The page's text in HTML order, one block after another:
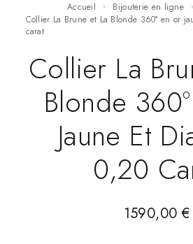
Accueil Bijouterie en ligne
Collier La Brune et La Blonde 360° en or jaune et diamant 0,20
carat
Collier La
Blonde
Jaune Et
0,20
1590,00€